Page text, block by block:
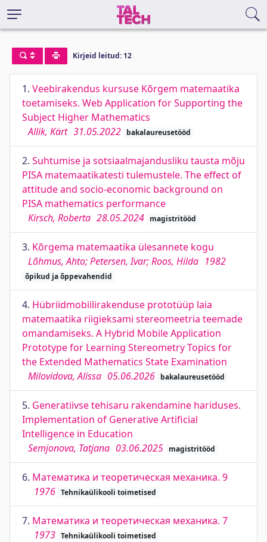
Kirjeid leitud: 12
1. Veebirakendus kursuse Kõrgem matemaatika
toetamiseks. Web Application for Supporting the
Subject Higher Mathematics
Allik, Kärt 31.05.2022 bakalaureusetööd
2. Suhtumise ja sotsiaalmajandusliku tausta mõju
PISA matemaatikatesti tulemustele. The effect of
attitude and socio-economic background on
PISA mathematics performance
Kirsch, Roberta 28.05.2024 magistritööd
3. Kõrgema matemaatika ülesannete kogu
Lõhmus, Ahto; Petersen, Ivar; Roos, Hilda 1982
õpikud ja õppevahendid
4. Hübriidmobiilirakenduse prototüüp laia
matemaatika riigieksami stereomeetria teemade
omandamiseks. A Hybrid Mobile Application
Prototype for Learning Stereometry Topics for
the Extended Mathematics State Examination
Milovidova, Alissa 05.06.2026 bakalaureusetööd
5. Generatiivse tehisaru rakendamine hariduses.
Implementation of Generative Artificial
Intelligence in Education
Semjonova, Tatjana 03.06.2025 magistritööd
6. Математика и теоретическая механика. 9
1976 Tehnikaülikooli toimetised
7. Математика и теоретическая механика. 7
1973 Tehnikaülikooli toimetised